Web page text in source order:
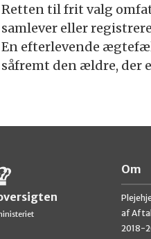
Retten til frit valg
samlever eller
En efterlevende
såfremt den ældre, der
Om
af
2018-